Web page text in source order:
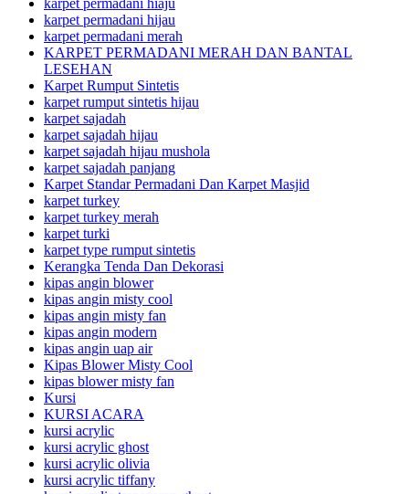
karpet permadani hiaju
karpet permadani hijau
karpet permadani merah
KARPET PERMADANI MERAH DAN BANTAL
LESEHAN
Karpet Rumput Sintetis
karpet rumput sintetis hijau
karpet sajadah
karpet sajadah hijau
karpet sajadah hijau mushola
karpet sajadah panjang
Karpet Standar Permadani Dan Karpet Masjid
karpet turkey
karpet turkey merah
karpet turki
karpet type rumput sintetis
Kerangka Tenda Dan Dekorasi
kipas angin blower
kipas angin misty cool
kipas angin misty fan
kipas angin modern
kipas angin uap air
Kipas Blower Misty Cool
kipas blower misty fan
Kursi
KURSI ACARA
kursi acrylic
kursi acrylic ghost
kursi acrylic olivia
kursi acrylic tiffany